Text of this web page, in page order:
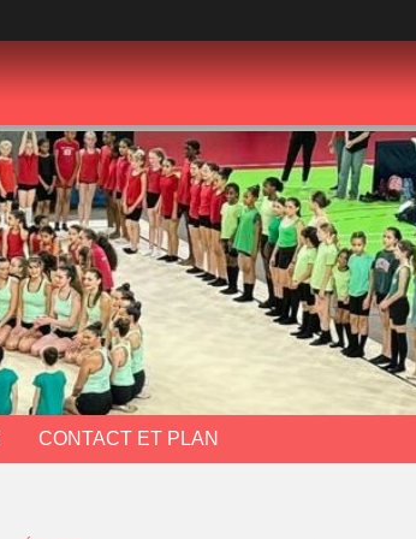
CONTACT ET PLAN